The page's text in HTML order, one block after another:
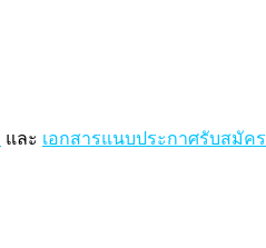
และ เอกสารแนบประกาศรับสมัคร